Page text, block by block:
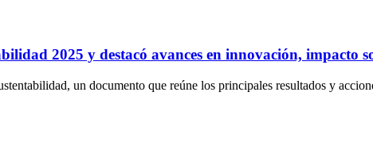
2025 y destacó avances en innovación, impacto
un documento que reúne los principales resultados y